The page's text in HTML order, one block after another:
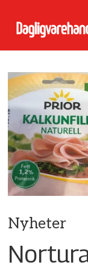
Nyheter